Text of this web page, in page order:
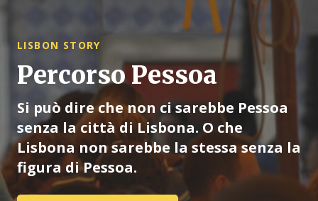
LISBON STORY
Percorso Pessoa
Si può dire che non ci sarebbe Pessoa
senza la città di Lisbona. O che
Lisbona non sarebbe la stessa senza la
figura di Pessoa.